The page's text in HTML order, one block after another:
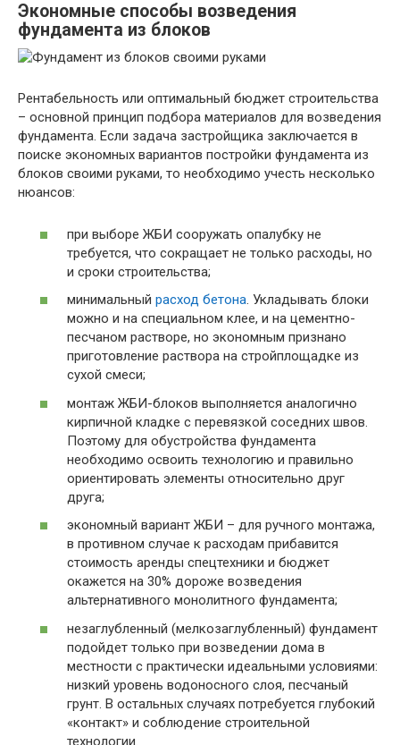
Экономные способы возведения
фундамента из блоков
Рентабельность или оптимальный бюджет строительства
– основной принцип подбора материалов для возведения
фундамента. Если задача застройщика заключается в
поиске экономных вариантов постройки фундамента из
блоков своими руками, то необходимо учесть несколько
нюансов:
при выборе ЖБИ сооружать опалубку не
требуется, что сокращает не только расходы, но
и сроки строительства;
минимальный расход бетона. Укладывать блоки
можно и на специальном клее, и на цементно-
песчаном растворе, но экономным признано
приготовление раствора на стройплощадке из
сухой смеси;
монтаж ЖБИ-блоков выполняется аналогично
кирпичной кладке с перевязкой соседних швов.
Поэтому для обустройства фундамента
необходимо освоить технологию и правильно
ориентировать элементы относительно друг
друга;
экономный вариант ЖБИ – для ручного монтажа,
в противном случае к расходам прибавится
стоимость аренды спецтехники и бюджет
окажется на 30% дороже возведения
альтернативного монолитного фундамента;
незаглубленный (мелкозаглубленный) фундамент
подойдет только при возведении дома в
местности с практически идеальными условиями:
низкий уровень водоносного слоя, песчаный
грунт. В остальных случаях потребуется глубокий
«контакт» и соблюдение строительной
технологии.